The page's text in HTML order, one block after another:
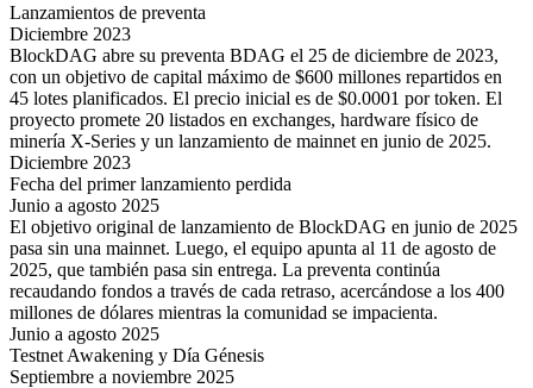
Lanzamientos de preventa
Diciembre 2023
BlockDAG abre su preventa BDAG el 25 de diciembre de 2023,
con un objetivo de capital máximo de $600 millones repartidos en
45 lotes planificados. El precio inicial es de $0.0001 por token. El
proyecto promete 20 listados en exchanges, hardware físico de
minería X-Series y un lanzamiento de mainnet en junio de 2025.
Diciembre 2023
Fecha del primer lanzamiento perdida
Junio a agosto 2025
El objetivo original de lanzamiento de BlockDAG en junio de 2025
pasa sin una mainnet. Luego, el equipo apunta al 11 de agosto de
2025, que también pasa sin entrega. La preventa continúa
recaudando fondos a través de cada retraso, acercándose a los 400
millones de dólares mientras la comunidad se impacienta.
Junio a agosto 2025
Testnet Awakening y Día Génesis
Septiembre a noviembre 2025